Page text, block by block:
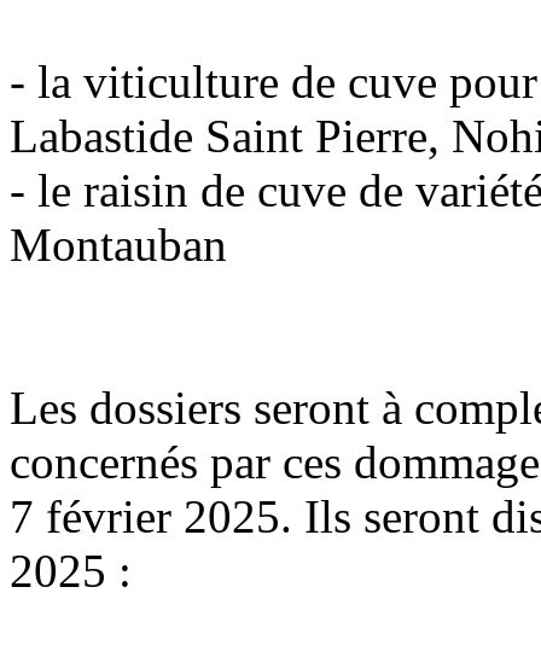
- la viticulture de cuve
Labastide Saint Pierre,
- le raisin de cuve de
Montauban
Les dossiers seront à
concernés par ces
7 février 2025. Ils seront
2025 :